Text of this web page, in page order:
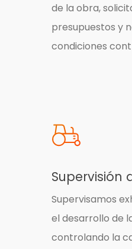
de la obra,
presupuestos y
condiciones
Supervisión
Supervisamos
el desarrollo de
controlando la